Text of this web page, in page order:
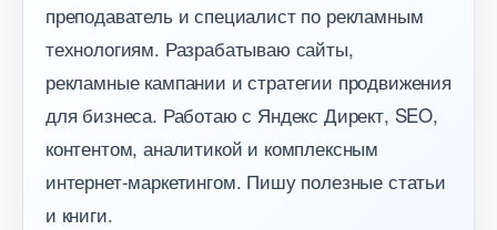
преподаватель и специалист по рекламным
технологиям. Разрабатываю сайты,
рекламные кампании и стратегии продвижения
для бизнеса. Работаю с Яндекс Директ, SEO,
контентом, аналитикой и комплексным
интернет-маркетингом. Пишу полезные статьи
и книги.